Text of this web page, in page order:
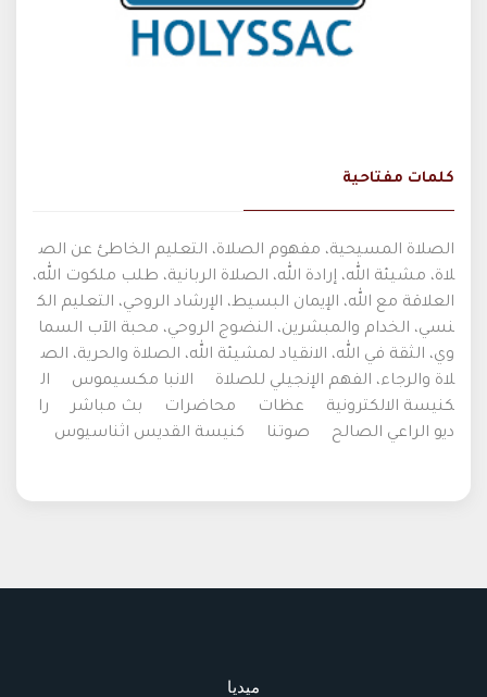
كلمات مفتاحية
الصلاة المسيحية، مفهوم الصلاة، التعليم الخاطئ عن الص
لاة، مشيئة الله، إرادة الله، الصلاة الربانية، طلب ملكوت الله،
العلاقة مع الله، الإيمان البسيط، الإرشاد الروحي، التعليم الك
نسي، الخدام والمبشرين، النضوج الروحي، محبة الآب السما
وي، الثقة في الله، الانقياد لمشيئة الله، الصلاة والحرية، الص
لاة والرجاء، الفهم الإنجيلي للصلاة
الانبا مكسيموس
ال
كنيسة الالكترونية
عظات محاضرات بث مباشر
را
ديو الراعي الصالح
صوتنا كنيسة القديس اثناسيوس
ميديا